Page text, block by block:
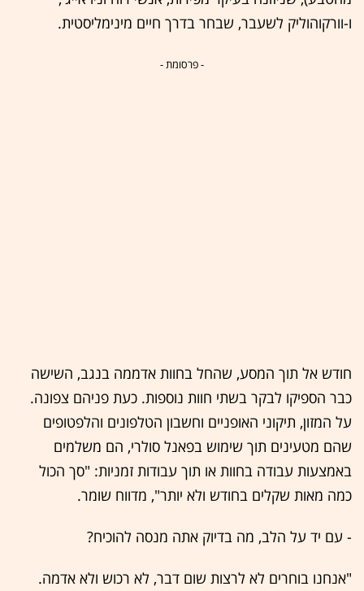
ו-וורקוהוליק לשעבר, שבחר בדרך חיים מינימליסטית.
- פרסומת -
חודש אל תוך המסע, שהחל בחוות אדממה בנגב, השישה
כבר הספיקו לבקר בשתי חוות נוספות. כעת פניהם צפונה.
על המזון, תיקוני האופניים וחשבון הטלפונים והלפטופים
שהם מטעינים תוך שימוש בפאנל סולרי, הם משלמים
באמצעות עבודה בחוות או תוך עבודות זמניות: "סך הכול
כמה מאות שקלים בחודש ולא יותר", מדווח שומר.
- עם יד על הלב, מה בדיוק אתה מנסה להוכיח?
"אנחנו בוחרים לא לרצות שום דבר, לא רכוש ולא אדמה.